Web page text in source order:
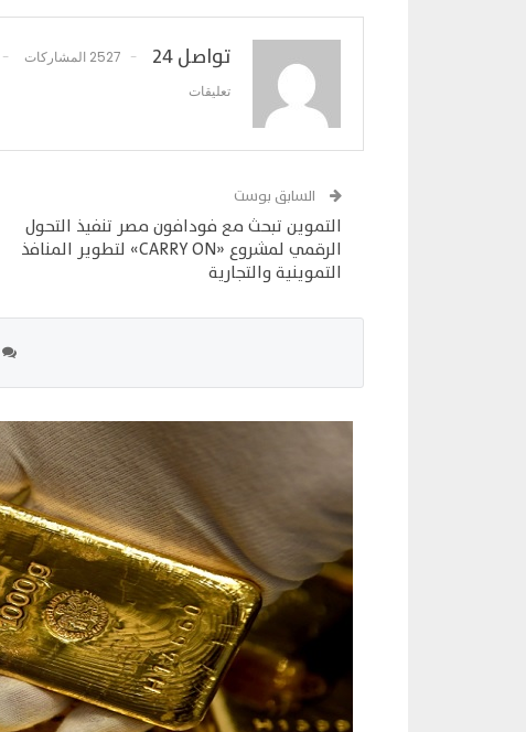
تواصل 24 2527 المشاركات
تعليقات
السابق بوست
التموين تبحث مع فودافون مصر تنفيذ التحول
الرقمي لمشروع «CARRY ON» لتطوير المنافذ
التموينية والتجارية